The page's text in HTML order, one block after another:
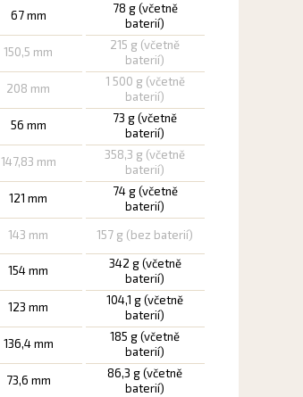
67 mm
78 g (včetně
baterií)
150,5 mm
215 g (včetně
baterií)
208 mm
1 500 g (včetně
baterií)
56 mm
73 g (včetně
baterií)
147,83 mm
358,3 g (včetně
baterií)
121 mm
74 g (včetně
baterií)
143 mm 157 g (bez baterií)
154 mm
342 g (včetně
baterií)
123 mm
104,1 g (včetně
baterií)
136,4 mm
185 g (včetně
baterií)
73,6 mm
86,3 g (včetně
baterií)